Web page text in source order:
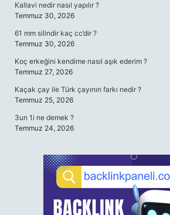
Kallavi nedir nasıl yapılır ?
Temmuz 30, 2026
61 mm silindir kaç cc’dir ?
Temmuz 30, 2026
Koç erkeğini kendime nasıl aşık ederim ?
Temmuz 27, 2026
Kaçak çay ile Türk çayının farkı nedir ?
Temmuz 25, 2026
3un 1i ne demek ?
Temmuz 24, 2026